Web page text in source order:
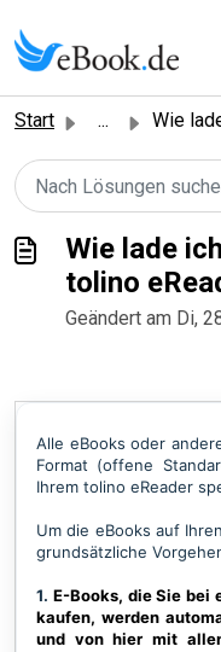
Start ... Wie lade ich
Wie lade
tolino
Geändert am Di,
Alle eBooks oder
Format (offene
Ihrem tolino eReader
Um die eBooks auf
grundsätzliche
1. E-Books, die Sie bei
kaufen, werden
und von hier mit